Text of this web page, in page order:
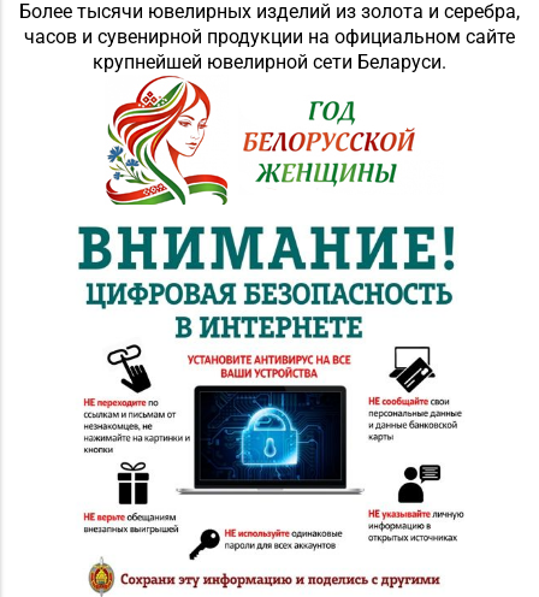
Более тысячи ювелирных изделий из золота и серебра,
часов и сувенирной продукции на официальном сайте
крупнейшей ювелирной сети Беларуси.